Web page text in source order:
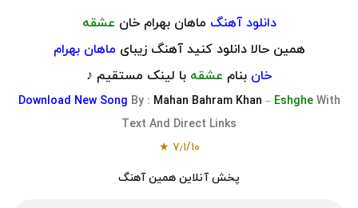
دانلود آهنگ ماهان بهرام خان عشقه
همین حالا دانلود کنید آهنگ زیبای ماهان بهرام
خان بنام عشقه با لینک مستقیم ♪
Download New Song By : Mahan Bahram Khan – Eshghe With
Text And Direct Links
۷٫۱/۱۰
★
پخش آنلاین همین آهنگ